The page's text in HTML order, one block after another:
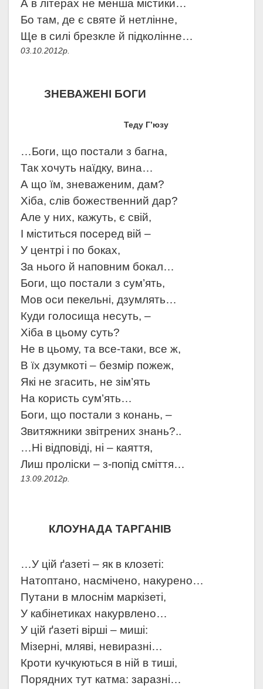
А в літерах не менша містики…
Бо там, де є святе й нетлінне,
Ще в силі брезкле й підколінне…
03.10.2012р.
ЗНЕВАЖЕНІ БОГИ
Теду Г’юзу
…Боги, що постали з багна,
Так хочуть наїдку, вина…
А що їм, зневаженим, дам?
Хіба, слів божественний дар?
Але у них, кажуть, є свій,
І міститься посеред вій –
У центрі і по боках,
За нього й наповним бокал…
Боги, що постали з сум’ять,
Мов оси пекельні, дзумлять…
Куди голосища несуть, –
Хіба в цьому суть?
Не в цьому, та все-таки, все ж,
В їх дзумкоті – безмір пожеж,
Які не згасить, не зім’ять
На користь сум’ять…
Боги, що постали з конань, –
Звитяжники звітрених знань?..
…Ні відповіді, ні – каяття,
Лиш проліски – з-попід сміття…
13.09.2012р.
КЛОУНАДА ТАРГАНІВ
…У цій ґазеті – як в клозеті:
Натоптано, насмічено, накурено…
Путани в млоснім маркізеті,
У кабінетиках накурвлено…
У цій ґазеті вірші – миші:
Мізерні, мляві, невиразні…
Кроти кучкуються в ній в тиші,
Порядних тут катма: заразні…